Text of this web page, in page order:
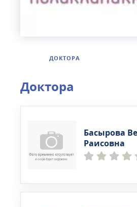
ДОКТОРА
Доктора
Басырова
Раисовна